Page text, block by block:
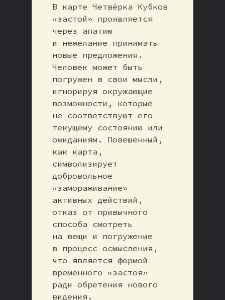
В карте Четвёрка Кубков
«застой» проявляется
через апатию
и нежелание принимать
новые предложения.
Человек может быть
погружен в свои мысли,
игнорируя окружающие
возможности, которые
не соответствуют его
текущему состоянию или
ожиданиям. Повешенный,
как карта,
символизирует
добровольное
«замораживание»
активных действий,
отказ от привычного
способа смотреть
на вещи и погружение
в процесс осмысления,
что является формой
временного «застоя»
ради обретения нового
видения.